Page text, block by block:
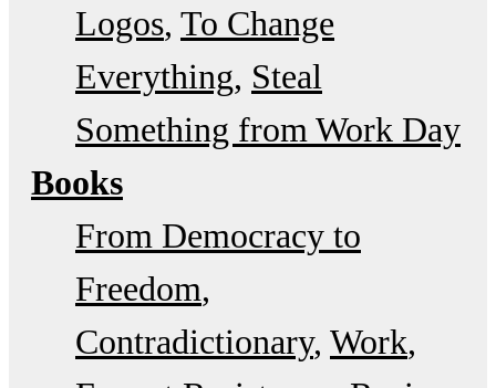
Logos To Change
Everything Steal
Something from Work Day
Books
From Democracy to
Freedom
Contradictionary Work